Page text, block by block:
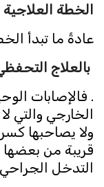
الخطة العلاجية
عادةً ما تبدأ
بالعلاج
. فالإصابات
الخارجي والتي
ولا يصاحبها كسر
قريبة من
التدخل